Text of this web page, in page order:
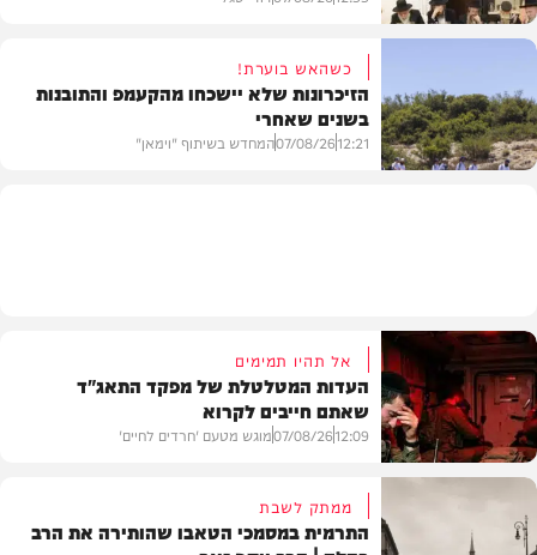
חרדים
כשהאש בוערת!
הזיכרונות שלא יישכחו מהקעמפ והתובנות
בשנים שאחרי
12:21
07/08/26המחדש בשיתוף "וימאן"
אל תהיו תמימים
העדות המטלטלת של מפקד התאג"ד
שאתם חייבים לקרוא
12:09
07/08/26מוגש מטעם 'חרדים לחיים'
ממתק לשבת
התרמית במסמכי הטאבו שהותירה את הרב